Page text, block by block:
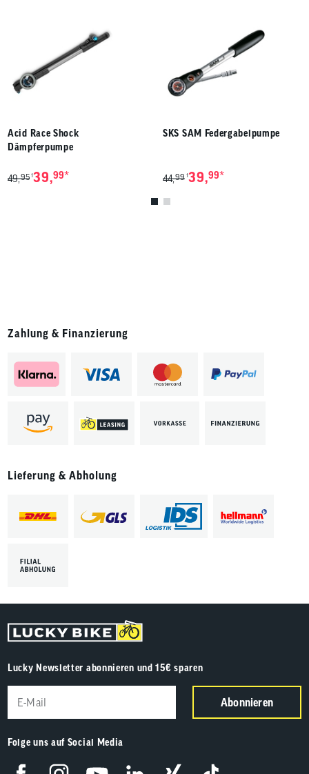
Acid Race Shock
Dämpferpumpe
49,95 139,99*
SKS SAM Federgabelpumpe
44,99 139,99*
Zahlung & Finanzierung
Lieferung & Abholung
Lucky Newsletter abonnieren und 15€ sparen
Abonnieren
Folge uns auf Social Media